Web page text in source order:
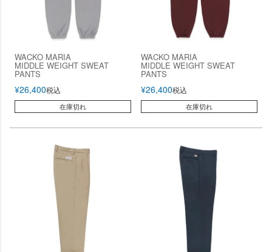
WACKO MARIA
MIDDLE WEIGHT SWEAT
PANTS
¥26,400税込
在庫切れ
WACKO MARIA
MIDDLE WEIGHT SWEAT
PANTS
¥26,400税込
在庫切れ